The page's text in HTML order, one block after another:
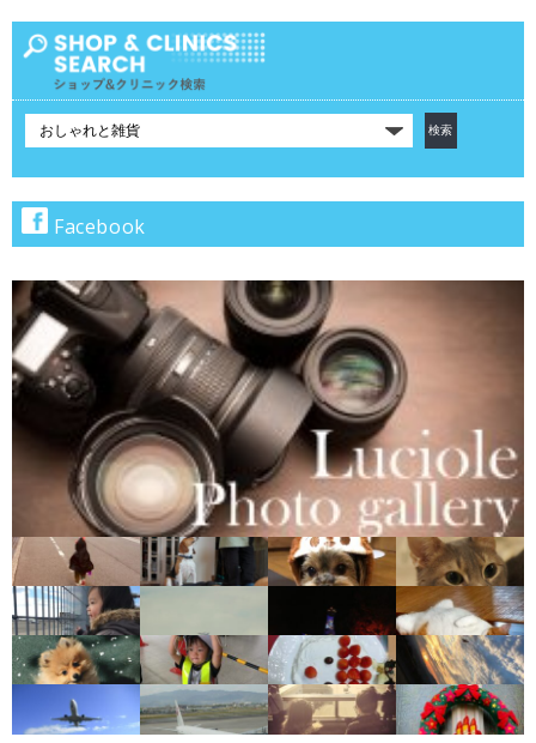
テ
で
検
索
Facebook